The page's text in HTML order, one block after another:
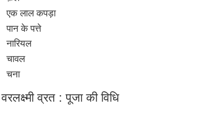
एक लाल कपड़ा
पान के पत्ते
नारियल
चावल
चना
वरलक्ष्मी व्रत : पूजा की विधि